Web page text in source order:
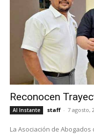
Reconocen
Al Instante staff - 7 agosto,
La Asociación de Abogados